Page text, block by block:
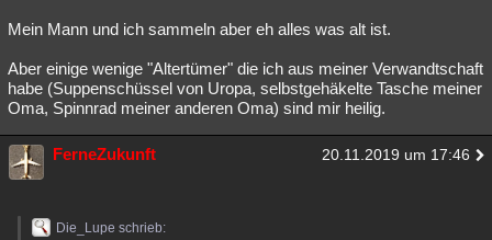
Mein Mann und ich sammeln aber eh alles was alt ist.
Aber einige wenige "Altertümer" die ich aus meiner Verwandtschaft
habe (Suppenschüssel von Uropa, selbstgehäkelte Tasche meiner
Oma, Spinnrad meiner anderen Oma) sind mir heilig.
FerneZukunft 20.11.2019 um 17:46
Die_Lupe schrieb: